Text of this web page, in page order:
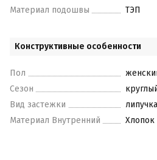
Материал подошвы
ТЭП
Конструктивные особенности
Пол
Сезон
Вид застежки
Материал Внутренний
Хлопок